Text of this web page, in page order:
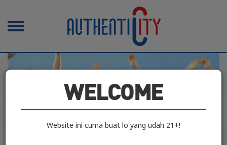
Toggle
WELCOME
Website ini cuma buat lo yang udah 21+!